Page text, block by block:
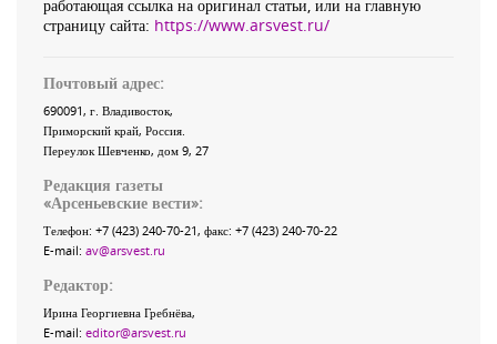
работающая ссылка на оригинал статьи, или на главную
страницу сайта: https://www.arsvest.ru/
Почтовый адрес:
690091, г. Владивосток,
Приморский край, Россия.
Переулок Шевченко, дом 9, 27
Редакция газеты
«Арсеньевские вести»:
Телефон: +7 (423) 240-70-21, факс: +7 (423) 240-70-22
E-mail: av@arsvest.ru
Редактор:
Ирина Георгиевна Гребнёва,
E-mail: editor@arsvest.ru